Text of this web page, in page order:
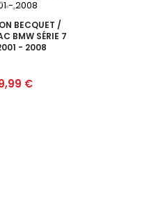
BECQUET /
BMW SÉRIE 7
- 2008
€